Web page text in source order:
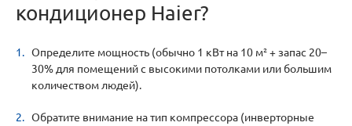
кондиционер Haier?
Определите мощность (обычно 1 кВт на 10 м² + запас 20–
30% для помещений с высокими потолками или большим
количеством людей).
Обратите внимание на тип компрессора (инверторные